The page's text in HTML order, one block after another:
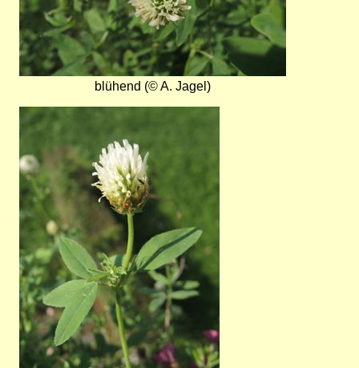
blühend (© A. Jagel)
Bild